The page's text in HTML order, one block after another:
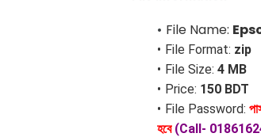
File Name:
File Format: zip
File Size: 4 MB
Price: 150 BDT
File Password:
হবে (Call-